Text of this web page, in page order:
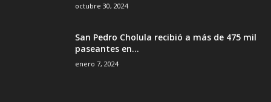
octubre 30, 2024
San Pedro Cholula recibió a más de 475 mil
paseantes en...
enero 7, 2024